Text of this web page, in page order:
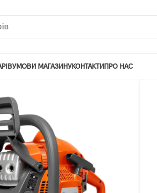
УМОВИ МАГАЗИНУКОНТАКТИПРО НАС